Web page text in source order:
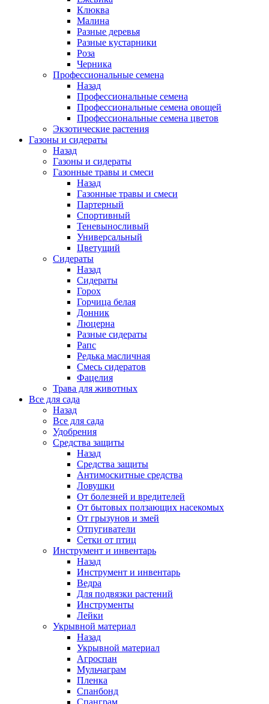
Клюква
Малина
Разные деревья
Разные кустарники
Роза
Черника
Профессиональные семена
Назад
Профессиональные семена
Профессиональные семена овощей
Профессиональные семена цветов
Экзотические растения
Газоны и сидераты
Назад
Газоны и сидераты
Газонные травы и смеси
Назад
Газонные травы и смеси
Партерный
Спортивный
Теневыносливый
Универсальный
Цветущий
Сидераты
Назад
Сидераты
Горох
Горчица белая
Донник
Люцерна
Разные сидераты
Рапс
Редька масличная
Смесь сидератов
Фацелия
Трава для животных
Все для сада
Назад
Все для сада
Удобрения
Средства защиты
Назад
Средства защиты
Антимоскитные средства
Ловушки
От болезней и вредителей
От бытовых ползающих насекомых
От грызунов и змей
Отпугиватели
Сетки от птиц
Инструмент и инвентарь
Назад
Инструмент и инвентарь
Ведра
Для подвязки растений
Инструменты
Лейки
Укрывной материал
Назад
Укрывной материал
Агроспан
Мульчаграм
Пленка
Спанбонд
Спанграм